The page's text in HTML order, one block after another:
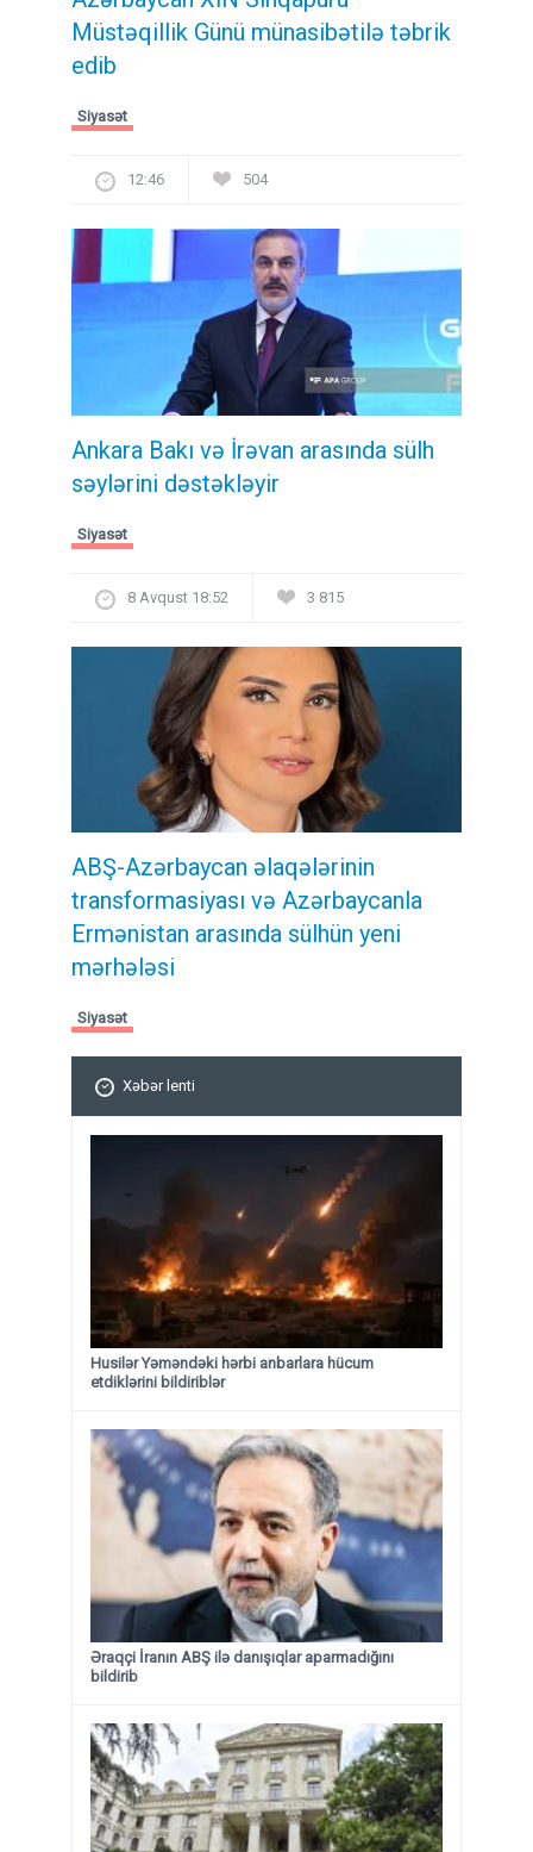
Müstəqillik Günü münasibətilə təbrik
edib
Siyasət
12:46 504
Ankara Bakı və İrəvan arasında sülh
səylərini dəstəkləyir
Siyasət
8 Avqust 18:52 3 815
ABŞ-Azərbaycan əlaqələrinin
transformasiyası və Azərbaycanla
Ermənistan arasında sülhün yeni
mərhələsi
Siyasət
Xəbər lenti
Husilər Yəməndəki hərbi anbarlara hücum
etdiklərini bildiriblər
Əraqçi İranın ABŞ ilə danışıqlar aparmadığını
bildirib